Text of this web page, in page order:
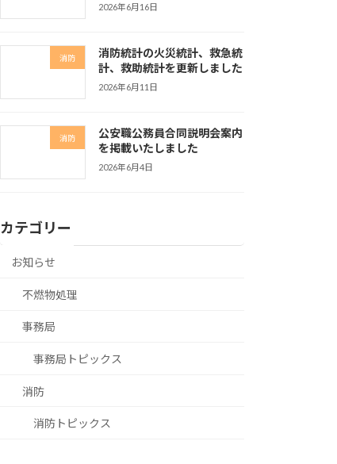
2026年6月16日
消防
消防統計の火災統計、救急統
計、救助統計を更新しました
2026年6月11日
消防
公安職公務員合同説明会案内
を掲載いたしました
2026年6月4日
カテゴリー
お知らせ
不燃物処理
事務局
事務局トピックス
消防
消防トピックス